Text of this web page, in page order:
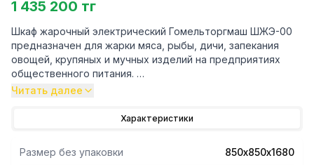
1 435 200 тг
Шкаф жарочный электрический Гомельторгмаш ШЖЭ-00
предназначен для жарки мяса, рыбы, дичи, запекания
овощей, крупяных и мучных изделий на предприятиях
общественного питания.
частях каждой камеры, что улучшает распределение
- Шкаф имеет 3 секции. Оснащен функцей
Читать далее
Характеристики
Размер без упаковки 850х850х1680